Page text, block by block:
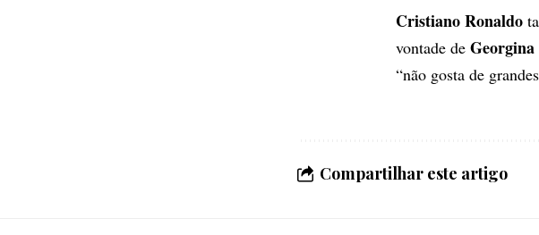
Cristiano Ronaldo
vontade de
“não gosta de
Compartilhar este artigo